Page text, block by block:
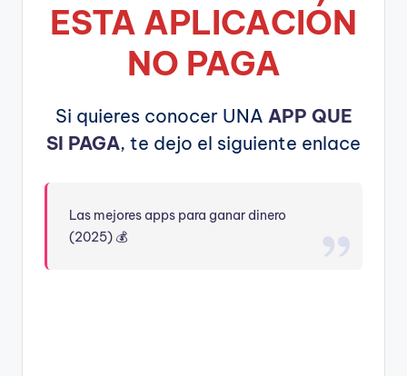
ESTA APLICACIÓN
NO PAGA
Si quieres conocer UNA APP QUE
SI PAGA, te dejo el siguiente enlace
Las mejores apps para ganar dinero
(2025) 💰